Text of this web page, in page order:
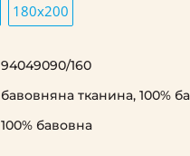
180х200
94049090/160
бавовняна тканина, 100%
100% бавовна